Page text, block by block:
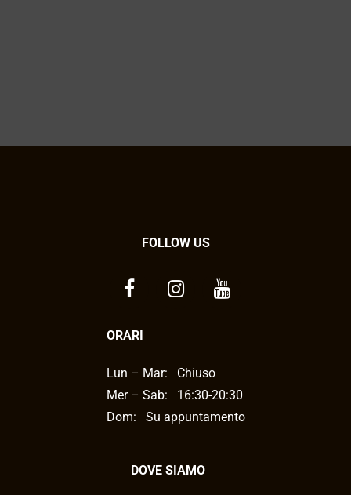
FOLLOW US
ORARI
Lun – Mar:
Chiuso
Mer – Sab:
16:30-20:30
Dom: Su appuntamento
DOVE SIAMO